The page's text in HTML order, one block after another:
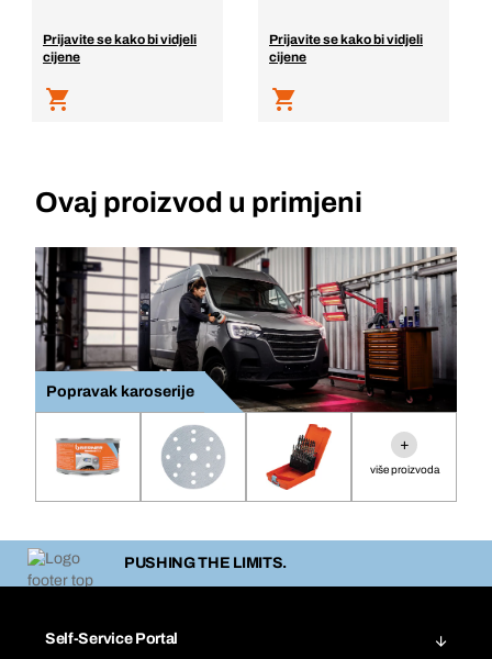
Prijavite se kako bi vidjeli
cijene
Prijavite se kako bi vidjeli
cijene
Ovaj proizvod u primjeni
Popravak karoserije
+
više proizvoda
PUSHING THE LIMITS.
Self-Service Portal